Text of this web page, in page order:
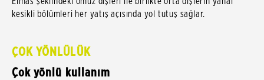
kesikli bölümleri her yatış açısında yol tutuş sağlar.
ÇOK YÖNLÜLÜK
Çok yönlü kullanım